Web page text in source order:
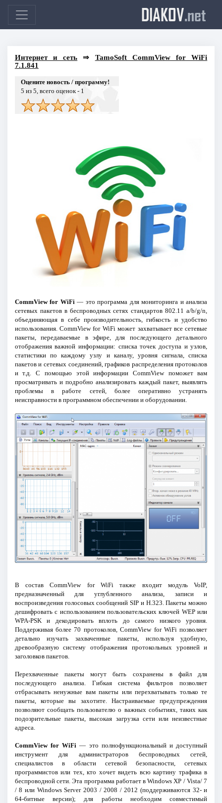
DIAKOV.net
Интернет и сеть ⇒ TamoSoft CommView for WiFi
7.1.841
Оцените новость / программу!
5 из 5, всего оценок - 1
CommView for WiFi— это программа для мониторинга и анализа
сетевых пакетов в беспроводных сетях стандартов 802.11 a/b/g/n,
объединяющая в себе производительность, гибкость и удобство
использования. CommView for WiFi может захватывает все сетевые
пакеты, передаваемые в эфире, для последующего детального
отображения важной информации: списка точек доступа и узлов,
статистики по каждому узлу и каналу, уровня сигнала, списка
пакетов и сетевых соединений, графиков распределения протоколов
и т.д. С помощью этой информации CommView поможет вам
просматривать и подробно анализировать каждый пакет, выявлять
проблемы в работе сетей, более оперативно устранять
неисправности в программном обеспечении и оборудовании.
В состав CommView for WiFi также входит модуль VoIP,
предназначенный для углубленного анализа, записи и
воспроизведения голосовых сообщений SIP и H.323. Пакеты можно
дешифровать с использованием пользовательских ключей WEP или
WPA-PSK и декодировать вплоть до самого низкого уровня.
Поддерживая более 70 протоколов, CommView for WiFi позволяет
детально изучать захваченные пакеты, используя удобную,
древообразную систему отображения протокольных уровней и
заголовков пакетов.
Перехваченные пакеты могут быть сохранены в файл для
последующего анализа. Гибкая система фильтров позволяет
отбрасывать ненужные вам пакеты или перехватывать только те
пакеты, которые вы захотите. Настраиваемые предупреждения
позволяют сообщать пользователю о важных событиях, таких как
подозрительные пакеты, высокая загрузка сети или неизвестные
адреса.
CommView for WiFi — это полнофункциональный и доступный
инструмент для администраторов беспроводных сетей,
специалистов в области сетевой безопасности, сетевых
программистов или тех, кто хочет видеть всю картину трафика в
беспроводной сети. Эта программа работает в Windows XP / Vista/ 7
/ 8 или Windows Server 2003 / 2008 / 2012 (поддерживаются 32- и
64-битные версии); для работы необходим совместимый